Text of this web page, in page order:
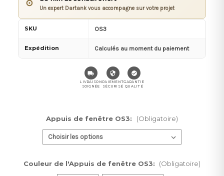
⊙ Un expert Dartank vous accompagne sur votre projet
SKU OS3
Expédition Calculés au moment du paiement
LIVRAISON
SOIGNÉE
PAIEMENT
SÉCURISÉ
GARANTIE
QUALITÉ
Appuis de fenêtre OS3: (Obligatoire)
Couleur de l'Appuis de fenêtre OS3: (Obligatoire)